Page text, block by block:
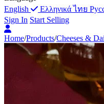
English
Ελληνικά ไทย
Sign In Start Selling
Home/Products/Cheeses &